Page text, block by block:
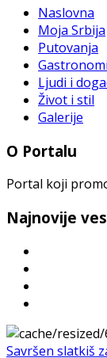
Naslovna
Moja Srbija
Putovanja
Ljudi i
Život i stil
Galerije
O Portalu
Portal koji
Najnovije
Savršen slatkiš